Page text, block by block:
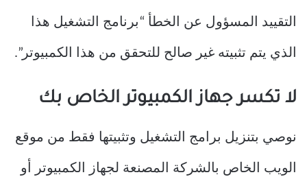
التقييد المسؤول عن الخطأ “برنامج التشغيل هذا
الذي يتم تثبيته غير صالح للتحقق من هذا الكمبيوتر”.
لا تكسر جهاز الكمبيوتر الخاص بك
نوصي بتنزيل برامج التشغيل وتثبيتها فقط من موقع
الويب الخاص بالشركة المصنعة لجهاز الكمبيوتر أو